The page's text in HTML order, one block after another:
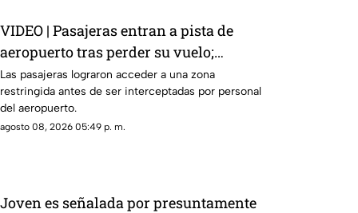
VIDEO | Pasajeras entran a pista de
aeropuerto tras perder su vuelo;
autoridades logran detenerlas
Las pasajeras lograron acceder a una zona
restringida antes de ser interceptadas por personal
del aeropuerto.
agosto 08, 2026 05:49 p. m.
Joven es señalada por presuntamente